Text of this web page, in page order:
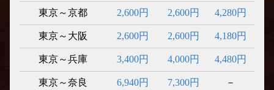
東京～京都 2,600円 2,600円 4,280円
東京～大阪 2,600円 2,600円 4,180円
東京～兵庫 3,400円 4,000円 4,480円
東京～奈良 6,940円 7,300円 －